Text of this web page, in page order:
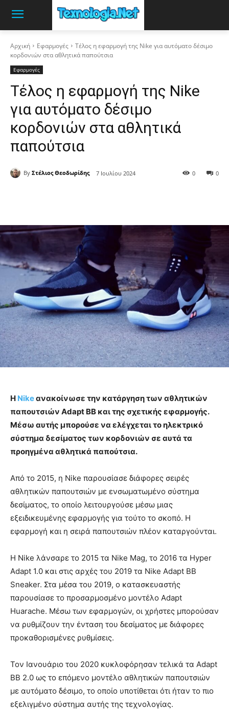
Αρχική Εφαρμογές
Τέλος η εφαρμογή της Nike για αυτόματο δέσιμο
κορδονιών στα αθλητικά παπούτσια
Εφαρμογές
Τέλος η εφαρμογή της Nike
για αυτόματο δέσιμο
κορδονιών στα αθλητικά
παπούτσια
By Στέλιος Θεοδωρίδης 7 Ιουλίου 2024 0
0
Η Nikeανακοίνωσε την κατάργηση των αθλητικών
παπουτσιών Adapt BB και της σχετικής εφαρμογής.
Μέσω αυτής μπορούσε να ελέγχεται το ηλεκτρικό
σύστημα δεσίματος των κορδονιών σε αυτά τα
προηγμένα αθλητικά παπούτσια.
Από το 2015, η Nike παρουσίασε διάφορες σειρές
αθλητικών παπουτσιών με ενσωματωμένο σύστημα
δεσίματος, το οποίο λειτουργούσε μέσω μιας
εξειδικευμένης εφαρμογής για τούτο το σκοπό. Η
εφαρμογή και η σειρά παπουτσιών πλέον καταργούνται.
Η Nike λάνσαρε το 2015 τα Nike Mag, το 2016 τα Hyper
Adapt 1.0 και στις αρχές του 2019 τα Nike Adapt BB
Sneaker. Στα μέσα του 2019, ο κατασκευαστής
παρουσίασε το προσαρμοσμένο μοντέλο Adapt
Huarache. Μέσω των εφαρμογών, οι χρήστες μπορούσαν
να ρυθμίζουν την ένταση του δεσίματος με διάφορες
προκαθορισμένες ρυθμίσεις.
Τον Ιανουάριο του 2020 κυκλοφόρησαν τελικά τα Adapt
BB 2.0 ως το επόμενο μοντέλο αθλητικών παπουτσιών
με αυτόματο δέσιμο, το οποίο υποτίθεται ότι ήταν το πιο
εξελιγμένο σύστημα αυτής της τεχνολογίας.